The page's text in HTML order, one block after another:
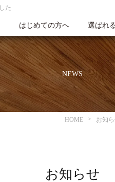
た
はじめての方へ 選ばれ
NEWS
HOME お知
お知らせ